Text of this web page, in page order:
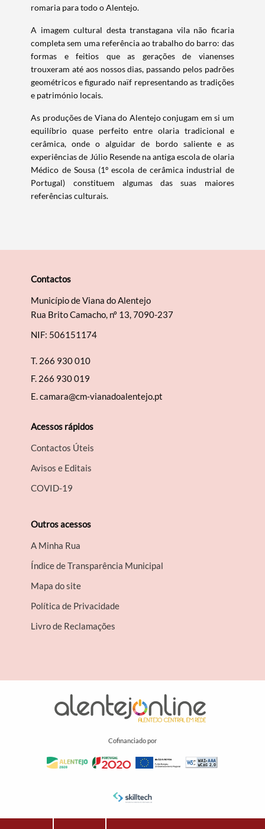
Categorias gerais
Filtros
romaria para todo o Alentejo.
A imagem cultural desta transtagana vila não ficaria
completa sem uma referência ao trabalho do barro: das
formas e feitios que as gerações de vianenses
trouxeram até aos nossos dias, passando pelos padrões
geométricos e figurado naïf representando as tradições
e património locais.
As produções de Viana do Alentejo conjugam em si um
equilíbrio quase perfeito entre olaria tradicional e
cerâmica, onde o alguidar de bordo saliente e as
experiências de Júlio Resende na antiga escola de olaria
Médico de Sousa (1º escola de cerâmica industrial de
Portugal) constituem algumas das suas maiores
referências culturais.
Contactos
Município de Viana do Alentejo
Rua Brito Camacho, nº 13, 7090-237
NIF: 506151174
T. 266 930 010
F. 266 930 019
E.camara@cm-vianadoalentejo.pt
Acessos rápidos
Contactos Úteis
Avisos e Editais
COVID-19
Outros acessos
A Minha Rua
Índice de Transparência Municipal
Mapa do site
Política de Privacidade
Livro de Reclamações
Cofinanciado por